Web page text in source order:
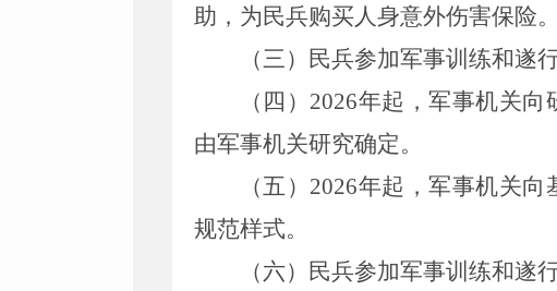
助，为民兵购买人身意外伤害保险。
（三）民兵参加军事训练和遂
（四） 2026年起，军事机关向
由军事机关研究确定。
（五） 2026年起，军事机关向
规范样式。
（六）民兵参加军事训练和遂